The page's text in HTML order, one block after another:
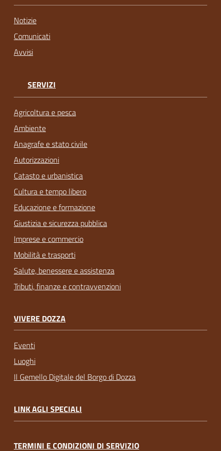
Notizie
Comunicati
Avvisi
SERVIZI
Agricoltura e pesca
Ambiente
Anagrafe e stato civile
Autorizzazioni
Catasto e urbanistica
Cultura e tempo libero
Educazione e formazione
Giustizia e sicurezza pubblica
Imprese e commercio
Mobilità e trasporti
Salute, benessere e assistenza
Tributi, finanze e contravvenzioni
VIVERE DOZZA
Eventi
Luoghi
Il Gemello Digitale del Borgo di Dozza
LINK AGLI SPECIALI
TERMINI E CONDIZIONI DI SERVIZIO